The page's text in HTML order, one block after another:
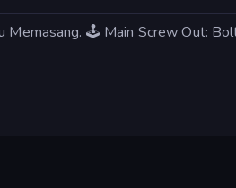
Memasang. 🕹️ Main Screw Out: